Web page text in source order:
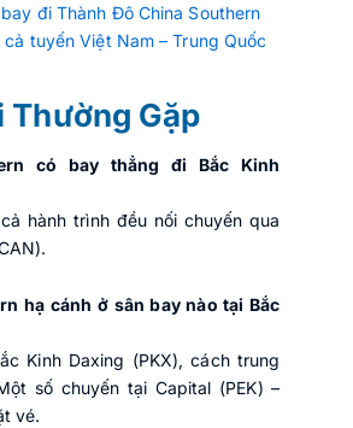
đi Thành Đô China Southern
cả tuyến Việt Nam – Trung Quốc
Thường Gặp
có bay thẳng đi Bắc Kinh
hành trình đều nối chuyến qua
hạ cánh ở sân bay nào tại Bắc
Kinh Daxing (PKX), cách trung
số chuyến tại Capital (PEK) –
vé.